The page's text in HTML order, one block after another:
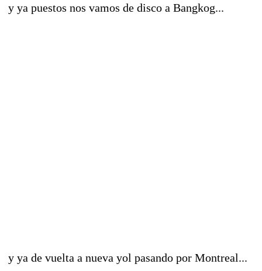
y ya puestos nos vamos de disco a Bangkog...
y ya de vuelta a nueva yol pasando por Montreal...